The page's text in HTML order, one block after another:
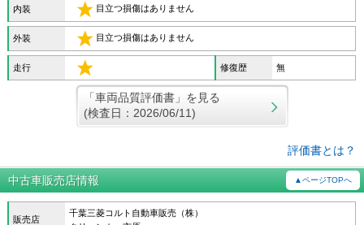
内装 目立つ損傷はありません
外装 目立つ損傷はありません
走行 修復歴 無
「車両品質評価書」を見る
(検査日：2026/06/11)
評価書とは？
中古車販売店情報 ▲ページTOPへ
販売店
千葉三菱コルト自動車販売（株）